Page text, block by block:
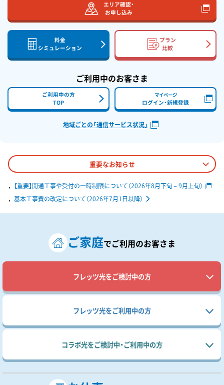
エリア確認・
お申し込み
料金
シミュレーション
プラン
比較
ご利用中のお客さま
ご利用中の方
TOP
マイページ
ログイン・新規登録
地域ごとの「通信サービス状況」
重要なお知らせ
【重要】開通工事や受付の一時制限について（2026年8月下旬～9月上旬）
基本工事費の改定について（2026年7月1日以降）
ご家庭でご利用のお客さま
フレッツ光をご検討中の方
フレッツ光をご利用中の方
コラボ光をご検討中・ご利用中の方